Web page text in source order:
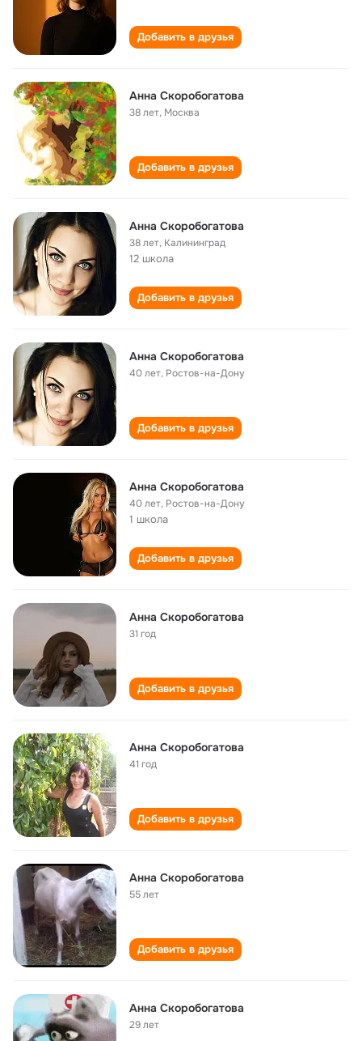
Добавить в друзья
Анна Скоробогатова
38 лет, Москва
Добавить в друзья
Анна Скоробогатова
38 лет, Калининград
12 школа
Добавить в друзья
Анна Скоробогатова
40 лет, Ростов-на-Дону
Добавить в друзья
Анна Скоробогатова
40 лет, Ростов-на-Дону
1 школа
Добавить в друзья
Анна Скоробогатова
31 год
Добавить в друзья
Анна Скоробогатова
41 год
Добавить в друзья
Анна Скоробогатова
55 лет
Добавить в друзья
Анна Скоробогатова
29 лет